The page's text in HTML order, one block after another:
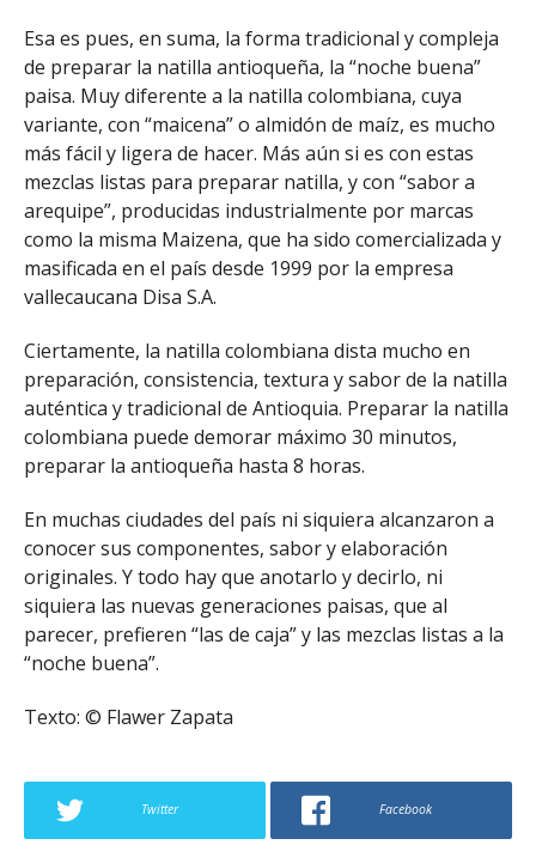
Esa es pues, en suma, la forma tradicional y compleja
de preparar la natilla antioqueña, la “noche buena”
paisa. Muy diferente a la natilla colombiana, cuya
variante, con “maicena” o almidón de maíz, es mucho
más fácil y ligera de hacer. Más aún si es con estas
mezclas listas para preparar natilla, y con “sabor a
arequipe”, producidas industrialmente por marcas
como la misma Maizena, que ha sido comercializada y
masificada en el país desde 1999 por la empresa
vallecaucana Disa S.A.
Ciertamente, la natilla colombiana dista mucho en
preparación, consistencia, textura y sabor de la natilla
auténtica y tradicional de Antioquia. Preparar la natilla
colombiana puede demorar máximo 30 minutos,
preparar la antioqueña hasta 8 horas.
En muchas ciudades del país ni siquiera alcanzaron a
conocer sus componentes, sabor y elaboración
originales. Y todo hay que anotarlo y decirlo, ni
siquiera las nuevas generaciones paisas, que al
parecer, prefieren “las de caja” y las mezclas listas a la
“noche buena”.
Texto: © Flawer Zapata
Twitter Facebook